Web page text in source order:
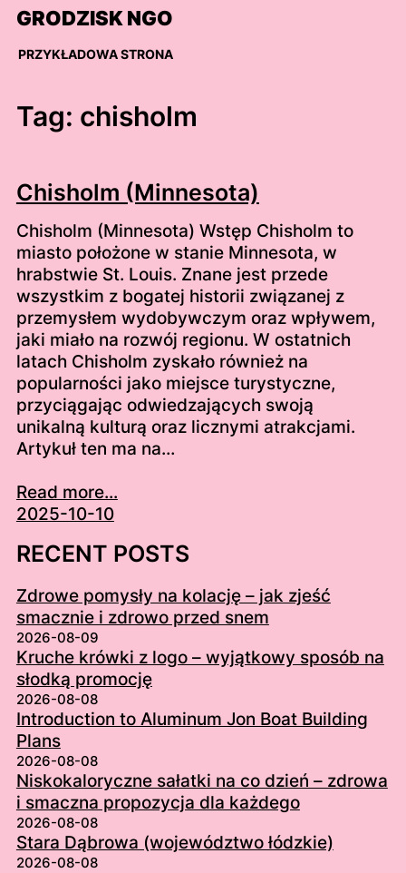
Skip
content
GRODZISK NGO
PRZYKŁADOWA STRONA
Tag: chisholm
Chisholm (Minnesota)
Chisholm (Minnesota) Wstęp Chisholm to
miasto położone w stanie Minnesota, w
hrabstwie St. Louis. Znane jest przede
wszystkim z bogatej historii związanej z
przemysłem wydobywczym oraz wpływem,
jaki miało na rozwój regionu. W ostatnich
latach Chisholm zyskało również na
popularności jako miejsce turystyczne,
przyciągając odwiedzających swoją
unikalną kulturą oraz licznymi atrakcjami.
Artykuł ten ma na…
Read more...
2025-10-10
RECENT POSTS
Zdrowe pomysły na kolację – jak zjeść
smacznie i zdrowo przed snem
2026-08-09
Kruche krówki z logo – wyjątkowy sposób na
słodką promocję
2026-08-08
Introduction to Aluminum Jon Boat Building
Plans
2026-08-08
Niskokaloryczne sałatki na co dzień – zdrowa
i smaczna propozycja dla każdego
2026-08-08
Stara Dąbrowa (województwo łódzkie)
2026-08-08